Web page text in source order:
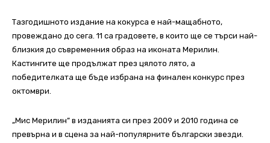
Тазгодишното издание на кокурса е най-мащабното,
провеждано до сега. 11 са градовете, в които ще се търси най-
близкия до съвременния образ на иконата Мерилин.
Кастингите ще продължат през цялото лято, а
победителката ще бъде избрана на финален конкурс през
октомври.
„Мис Мерилин” в изданията си през 2009 и 2010 година се
превърна и в сцена за най-популярните български звезди.